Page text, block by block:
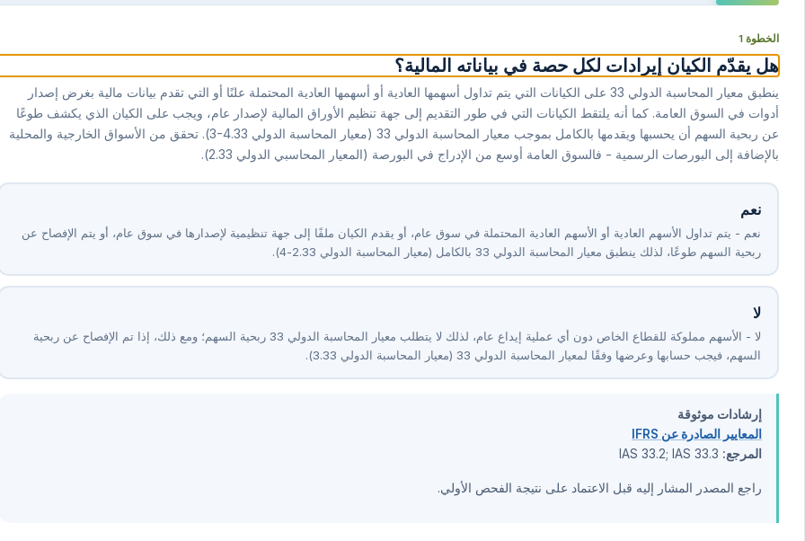
الخطوة 1
هل يقدّم الكيان إيرادات لكل حصة في بياناته المالية؟
ينطبق معيار المحاسبة الدولي ⁦33⁩ على الكيانات التي يتم تداول أسهمها العادية أو أسهمها العادية المحتملة علنًا أو التي تقدم بيانات مالية بغرض إصدار
أدوات في السوق العامة. كما أنه يلتقط الكيانات التي في طور التقديم إلى جهة تنظيم الأوراق المالية لإصدار عام، ويجب على الكيان الذي يكشف طوعًا
عن ربحية السهم أن يحسبها ويقدمها بالكامل بموجب معيار المحاسبة الدولي ⁦33⁩ (معيار المحاسبة الدولي ⁦33⁩.⁦3-4⁩). تحقق من الأسواق الخارجية والمحلية
بالإضافة إلى البورصات الرسمية - فالسوق العامة أوسع من الإدراج في البورصة (المعيار المحاسبي الدولي ⁦33⁩.⁦2⁩).
نعم
نعم - يتم تداول الأسهم العادية أو الأسهم العادية المحتملة في سوق عام، أو يقدم الكيان ملفًا إلى جهة تنظيمية لإصدارها في سوق عام، أو يتم الإفصاح عن
ربحية السهم طوعًا، لذلك ينطبق معيار المحاسبة الدولي ⁦33⁩ بالكامل (معيار المحاسبة الدولي ⁦33⁩.⁦2-4⁩).
لا
لا - الأسهم مملوكة للقطاع الخاص دون أي عملية إيداع عام، لذلك لا يتطلب معيار المحاسبة الدولي ⁦33⁩ ربحية السهم؛ ومع ذلك، إذا تم الإفصاح عن ربحية
السهم، فيجب حسابها وعرضها وفقًا لمعيار المحاسبة الدولي ⁦33⁩ (معيار المحاسبة الدولي ⁦33⁩.⁦3⁩).
إرشادات موثوقة
المعايير الصادرة عن IFRS
المرجع:
راجع المصدر المشار إليه قبل الاعتماد على نتيجة الفحص الأولي.